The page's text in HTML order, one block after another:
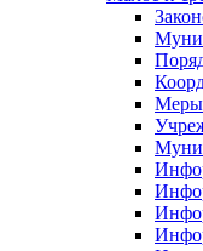
Меры